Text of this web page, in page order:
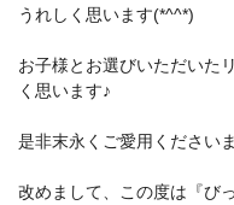
うれしく思います(*^^*)
お子様とお選びいただいた
く思います♪
是非末永くご愛用くださいま
改めまして、この度は『び